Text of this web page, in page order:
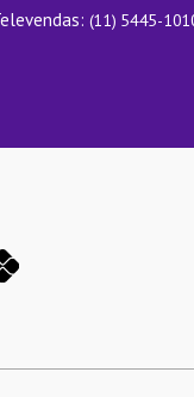
(11) 5445-